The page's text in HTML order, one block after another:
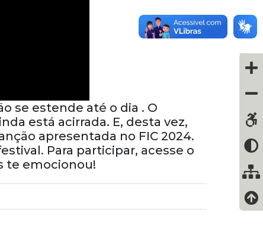
se estende até o dia . O
está acirrada. E, desta vez,
apresentada no FIC 2024.
Para participar, acesse o
te emocionou!